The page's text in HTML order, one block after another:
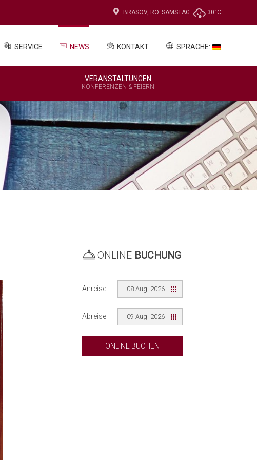
BRASOV, RO. SAMSTAG 30°C
SERVICE NEWS KONTAKT SPRACHE:
VERANSTALTUNGEN
KONFERENZEN & FEIERN
ONLINE BUCHUNG
Anreise 08 Aug. 2026
Abreise 09 Aug. 2026
ONLINE BUCHEN